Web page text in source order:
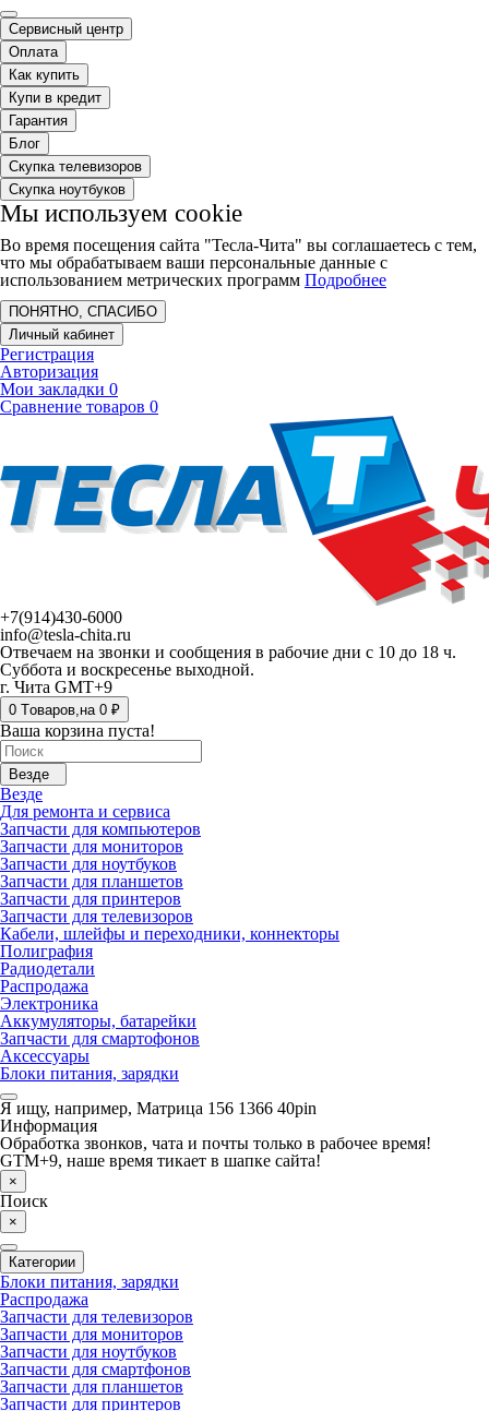
Сервисный центр
Оплата
Как купить
Купи в кредит
Гарантия
Блог
Скупка телевизоров
Скупка ноутбуков
Мы используем cookie
Во время посещения сайта "Тесла-Чита" вы соглашаетесь с тем,
что мы обрабатываем ваши персональные данные с
использованием метрических программ Подробнее
ПОНЯТНО, СПАСИБО
Личный кабинет
Регистрация
Авторизация
Мои закладки 0
Сравнение товаров 0
+7(914)430-6000
info@tesla-chita.ru
Отвечаем на звонки и сообщения в рабочие дни с 10 до 18 ч.
Суббота и воскресенье выходной.
г. Чита GMT+9
0 Tоваров,на 0 ₽
Ваша корзина пуста!
Везде
Везде
Для ремонта и сервиса
Запчасти для компьютеров
Запчасти для мониторов
Запчасти для ноутбуков
Запчасти для планшетов
Запчасти для принтеров
Запчасти для телевизоров
Кабели, шлейфы и переходники, коннекторы
Полиграфия
Радиодетали
Распродажа
Электроника
Аккумуляторы, батарейки
Запчасти для смартофонов
Аксессуары
Блоки питания, зарядки
Я ищу, например, Матрица 156 1366 40pin
Информация
Обработка звонков, чата и почты только в рабочее время!
GTM+9, наше время тикает в шапке сайта!
×
Поиск
×
Категории
Блоки питания, зарядки
Распродажа
Запчасти для телевизоров
Запчасти для мониторов
Запчасти для ноутбуков
Запчасти для смартфонов
Запчасти для планшетов
Запчасти для принтеров